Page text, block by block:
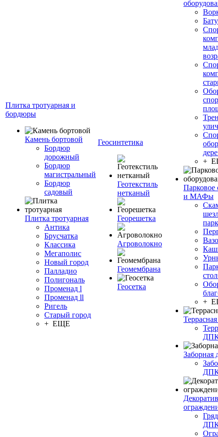
Плитка тротуарная и
бордюры
Камень бортовой
Бордюр
дорожный
Бордюр
магистральный
Бордюр
садовый
Плитка тротуарная
Антика
Брусчатка
Классика
Мегаполис
Новый город
Палладио
Полигональ
Променад l
Променад ll
Ригель
Старый город
+ ЕЩЕ
Геосинтетика
Геотекстиль
нетканый
Георешетка
Агроволокно
Геомембрана
Геосетка
+
Парковое
и МАФы
+
Заборная